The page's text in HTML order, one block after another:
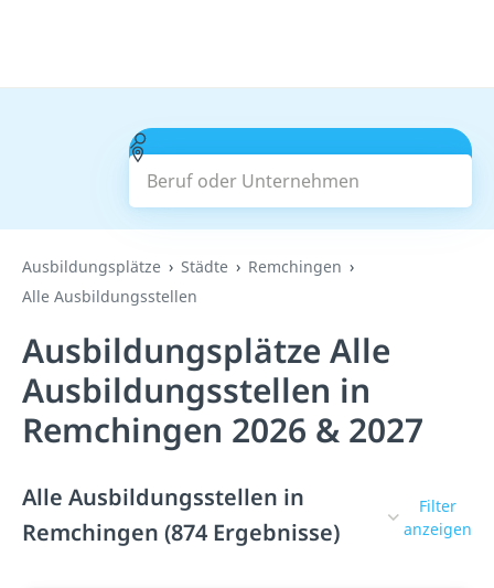
Beruf oder Unternehmen
Suchen
Ausbildungsplätze Städte
Remchingen
Alle Ausbildungsstellen
Ausbildungsplätze Alle
Ausbildungsstellen in
Remchingen 2026 & 2027
Alle Ausbildungsstellen in
Remchingen (874 Ergebnisse)
Filter
anzeigen